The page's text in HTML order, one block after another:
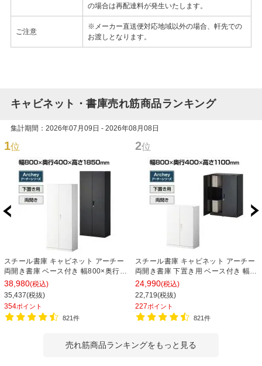
の場合は再配達料が発生いたします。
ご注意
※メーカー直送便対応地域以外の場合、軒先での
お渡しとなります。
キャビネット・書庫売れ筋商品ランキング
集計期間：2026年07月09日 - 2026年08月08日
1位
スチール書庫 キャビネット アーチー
両開き書庫 ベース付き 幅800×奥行
400×高さ1850mm
38,980(税込)
35,437(税抜)
354ポイント
821件
2位
スチール書庫 キャビネット アーチー
両開き書庫 下置き用 ベース付き 幅
800×奥行400×高さ1100mm
24,990(税込)
22,719(税抜)
227ポイント
821件
売れ筋商品ランキングをもっと見る